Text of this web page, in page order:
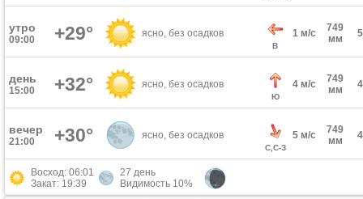
утро
09:00 +29° ясно, без осадков
В
1 м/с
749
мм
день
15:00 +32° ясно, без осадков
Ю
4 м/с
749
мм
вечер
21:00 +30° ясно, без осадков
С,С-З
5 м/с
749
мм
Восход: 06:01
Закат: 19:39
27 день
Видимость 10%